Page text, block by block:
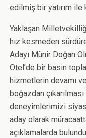
edilmiş bir yatırım ile
Yaklaşan
hız kesmeden
Adayı Münir Doğan
Otel’de bir basın
hizmetlerin devamı
boğazdan
deneyimlerimizi
aday olarak
açıklamalarda